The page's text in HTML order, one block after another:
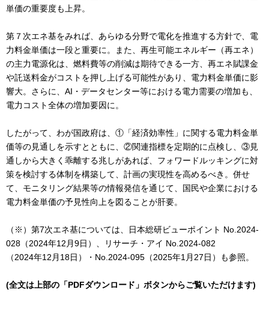
単価の重要度も上昇。
第７次エネ基をみれば、あらゆる分野で電化を推進する方針で、電
力料金単価は一段と重要に。また、再生可能エネルギー（再エネ）
の主力電源化は、燃料費等の削減は期待できる一方、再エネ賦課金
や託送料金がコストを押し上げる可能性があり、電力料金単価に影
響大。さらに、AI・データセンター等における電力需要の増加も、
電力コスト全体の増加要因に。
したがって、わが国政府は、①「経済効率性」に関する電力料金単
価等の見通しを示すとともに、②関連指標を定期的に点検し、③見
通しから大きく乖離する兆しがあれば、フォワードルッキングに対
策を検討する体制を構築して、計画の実現性を高めるべき。併せ
て、モニタリング結果等の情報発信を通じて、国民や企業における
電力料金単価の予見性向上を図ることが肝要。
（※）第7次エネ基については、日本総研ビューポイント No.2024-
028（2024年12月9日）、リサーチ・アイ No.2024-082
（2024年12月18日）・No.2024-095（2025年1月27日）も参照。
(全文は上部の「PDFダウンロード」ボタンからご覧いただけます)